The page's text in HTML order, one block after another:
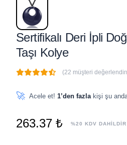
Sertifikalı Deri İpli
Taşı Kolye
(22 müşteri
🚀 Acele et! 1’den fazla kişi şu
263.37 ₺ %20 KDV DAHİLDİR